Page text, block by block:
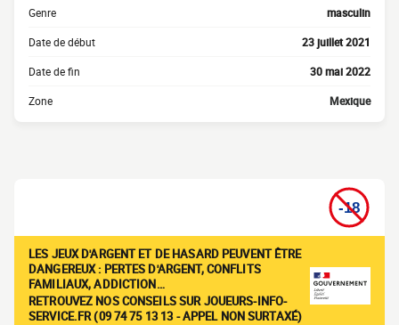
Genre masculin
Date de début 23 juillet 2021
Date de fin 30 mai 2022
Zone Mexique
LES JEUX D'ARGENT ET DE HASARD PEUVENT ÊTRE
DANGEREUX : PERTES D'ARGENT, CONFLITS
FAMILIAUX, ADDICTION…
RETROUVEZ NOS CONSEILS SUR JOUEURS-INFO-
SERVICE.FR (09 74 75 13 13 - APPEL NON SURTAXÉ)